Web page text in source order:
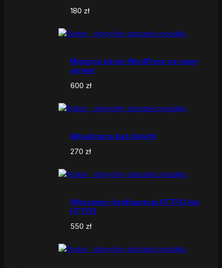
180 zł
Migracja strony WordPress na nowy
serwer
600 zł
Aktualizacja baz danych
270 zł
Włączenie i konfiguracja HTTP/2 lub
HTTP/3
550 zł